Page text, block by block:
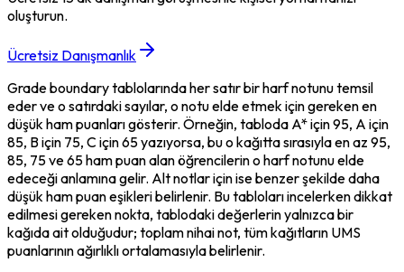
oluşturun.
Ücretsiz Danışmanlık
Grade boundary tablolarında her satır bir harf notunu temsil
eder ve o satırdaki sayılar, o notu elde etmek için gereken en
düşük ham puanları gösterir. Örneğin, tabloda A* için 95, A için
85, B için 75, C için 65 yazıyorsa, bu o kağıtta sırasıyla en az 95,
85, 75 ve 65 ham puan alan öğrencilerin o harf notunu elde
edeceği anlamına gelir. Alt notlar için ise benzer şekilde daha
düşük ham puan eşikleri belirlenir. Bu tabloları incelerken dikkat
edilmesi gereken nokta, tablodaki değerlerin yalnızca bir
kağıda ait olduğudur; toplam nihai not, tüm kağıtların UMS
puanlarının ağırlıklı ortalamasıyla belirlenir.